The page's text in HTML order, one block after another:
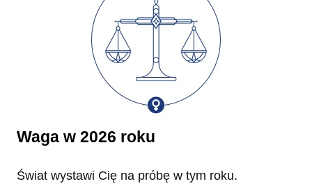
Waga w 2026 roku
Świat wystawi Cię na próbę w tym roku.